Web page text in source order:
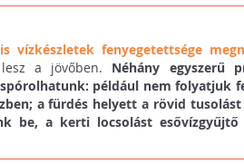
vízkészletek fenyegetettsége
a jövőben. Néhány egyszerű
például nem folyatjuk
a fürdés helyett a rövid tusolást
be, a kerti locsolást esővízgyűjtő